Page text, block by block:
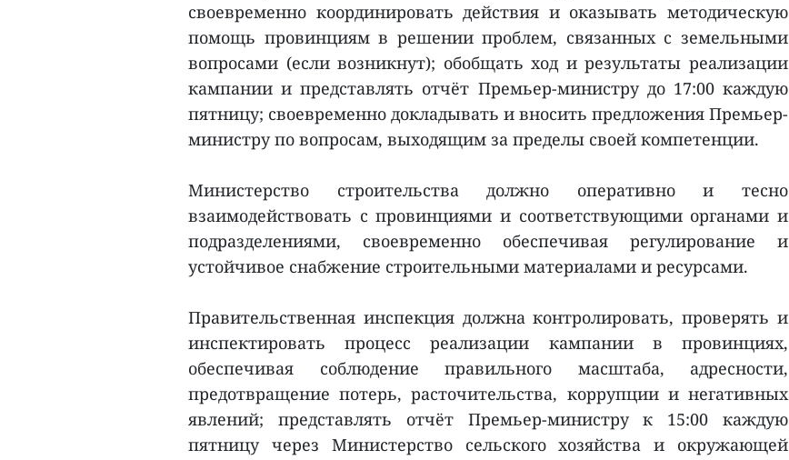
своевременно координировать действия и оказывать методическую
помощь провинциям в решении проблем, связанных с земельными
вопросами (если возникнут); обобщать ход и результаты реализации
кампании и представлять отчёт Премьер-министру до 17:00 каждую
пятницу; своевременно докладывать и вносить предложения Премьер-
министру по вопросам, выходящим за пределы своей компетенции.
Министерство строительства должно оперативно и тесно
взаимодействовать с провинциями и соответствующими органами и
подразделениями, своевременно обеспечивая регулирование и
устойчивое снабжение строительными материалами и ресурсами.
Правительственная инспекция должна контролировать, проверять и
инспектировать процесс реализации кампании в провинциях,
обеспечивая соблюдение правильного масштаба, адресности,
предотвращение потерь, расточительства, коррупции и негативных
явлений; представлять отчёт Премьер-министру к 15:00 каждую
пятницу через Министерство сельского хозяйства и окружающей